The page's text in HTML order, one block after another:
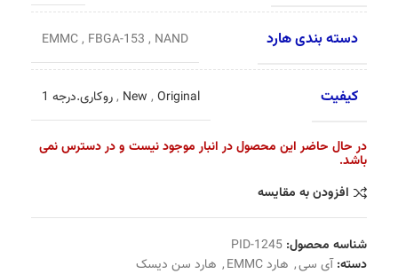
دسته بندی هارد EMMC, FBGA-153 , NAND
کیفیت New , Original
,روکاری.درجه 1
در حال حاضر این محصول در انبار موجود نیست و در دسترس نمی
باشد.
افزودن به مقایسه
شناسه محصول: PID-1245
دسته: آی سی, هارد EMMC , هارد سن دیسک